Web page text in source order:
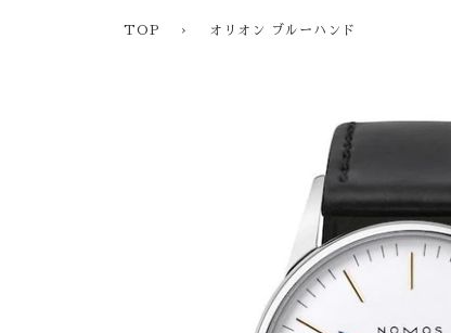
TOP › オリオン ブルーハンド